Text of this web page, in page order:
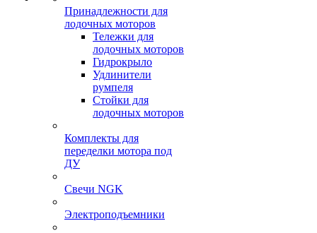
Принадлежности для
лодочных моторов
Тележки для
лодочных моторов
Гидрокрыло
Удлинители
румпеля
Стойки для
лодочных моторов
Комплекты для
переделки мотора под
ДУ
Свечи NGK
Электроподъемники